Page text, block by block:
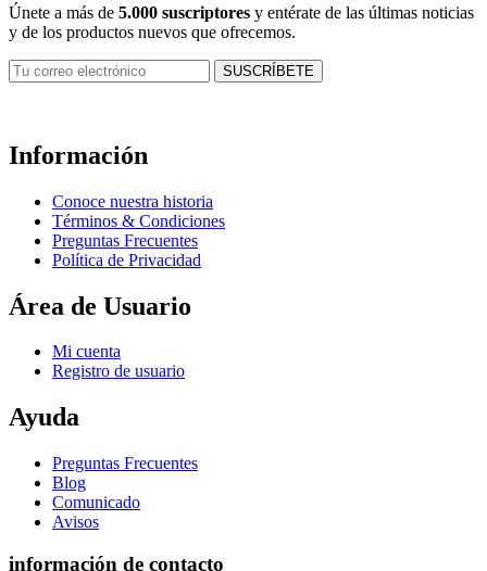
Únete a más de 5.000 suscriptores y entérate de las últimas noticias
y de los productos nuevos que ofrecemos.
Información
Conoce nuestra historia
Términos & Condiciones
Preguntas Frecuentes
Política de Privacidad
Área de Usuario
Mi cuenta
Registro de usuario
Ayuda
Preguntas Frecuentes
Blog
Comunicado
Avisos
información de contacto